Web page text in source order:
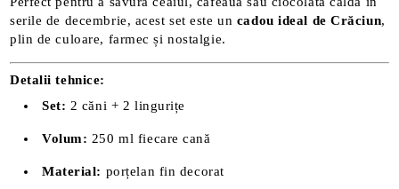
serile de decembrie, acest set este un cadou ideal de Crăciun,
plin de culoare, farmec și nostalgie.
Detalii tehnice:
Set: 2 căni + 2 lingurițe
Volum: 250 ml fiecare cană
Material: porțelan fin decorat